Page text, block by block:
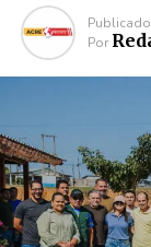
Publicado
Por